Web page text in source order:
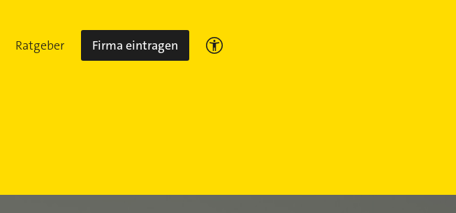
Ratgeber Firma eintragen